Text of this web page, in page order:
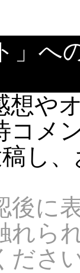
」
想や
コメ
稿し
に
れら
ださ